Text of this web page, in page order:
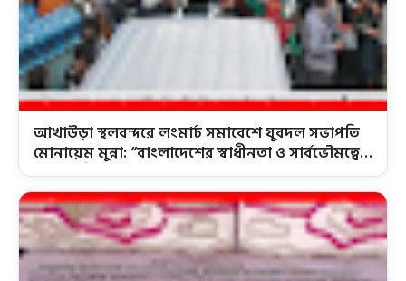
আখাউড়া স্থলবন্দরে লংমার্চ সমাবেশে যুবদল সভাপতি
মোনায়েম মুন্না: “বাংলাদেশের স্বাধীনতা ও সার্বভৌমত্বে
আপোষহীন”